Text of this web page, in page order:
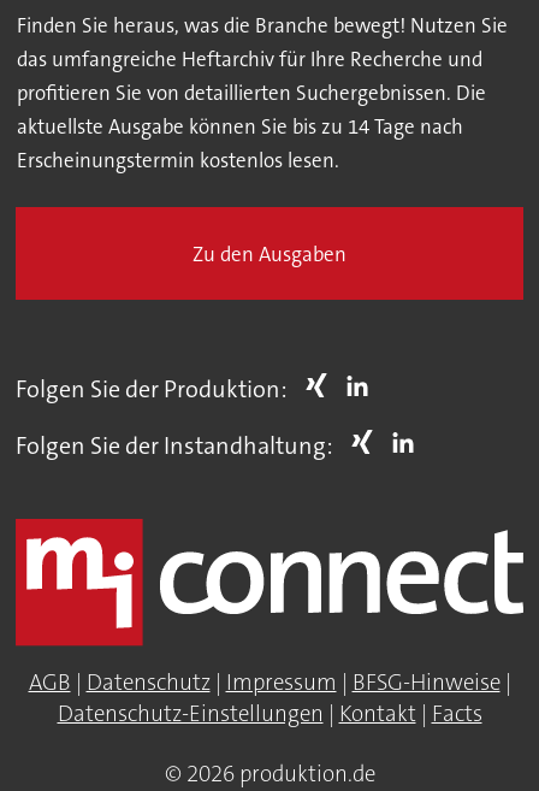
Finden Sie heraus, was die Branche bewegt! Nutzen Sie
das umfangreiche Heftarchiv für Ihre Recherche und
profitieren Sie von detaillierten Suchergebnissen. Die
aktuellste Ausgabe können Sie bis zu 14 Tage nach
Erscheinungstermin kostenlos lesen.
Zu den Ausgaben
Folgen Sie der Produktion:
Folgen Sie der Instandhaltung:
AGB | Datenschutz| Impressum | BFSG-Hinweise|
Datenschutz-Einstellungen | Kontakt| Facts
© 2026 produktion.de